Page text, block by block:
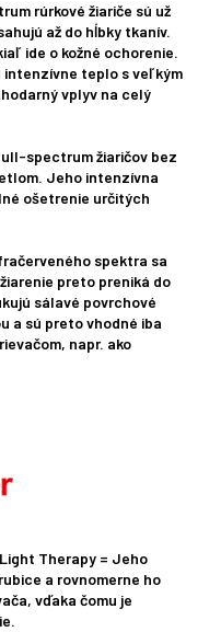
rúrkové žiariče sú už
až do hĺbky tkanív.
ide o kožné ochorenie.
teplo s veľkým
vplyv na celý
spectrum žiaričov bez
Jeho intenzívna
ošetrenie určitých
spektra sa
preto preniká do
sálavé povrchové
a sú preto vhodné iba
napr. ako
Therapy = Jeho
a rovnomerne ho
vďaka čomu je